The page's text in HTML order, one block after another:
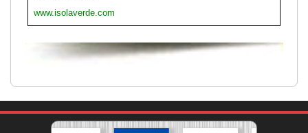
www.isolaverde.com